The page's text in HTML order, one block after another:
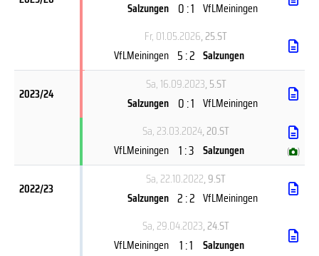
Salzungen 0 : 1 VfLMeiningen
Fr, 01.05.2026, 25.ST
VfLMeiningen 5 : 2 Salzungen
2023/24
Sa, 16.09.2023, 5.ST
Salzungen 0 : 1 VfLMeiningen
Sa, 23.03.2024, 20.ST
VfLMeiningen 1 : 3 Salzungen ( )
2022/23
Sa, 22.10.2022, 9.ST
Salzungen 2 : 2 VfLMeiningen
Sa, 29.04.2023, 24.ST
VfLMeiningen
1 : 1 Salzungen